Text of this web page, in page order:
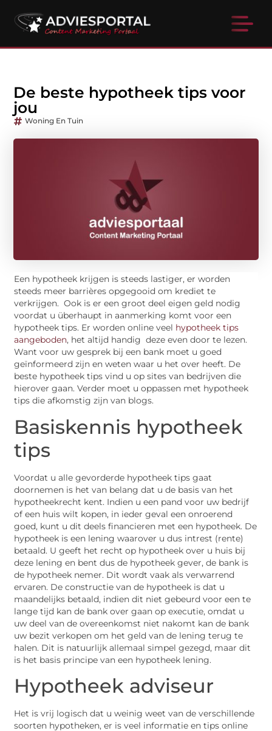
De beste hypotheek tips voor
jou
Woning En Tuin
Een hypotheek krijgen is steeds lastiger, er worden
steeds meer barrières opgegooid om krediet te
verkrijgen. Ook is er een groot deel eigen geld nodig
voordat u überhaupt in aanmerking komt voor een
hypotheek tips. Er worden online veel hypotheek tips
aangeboden, het altijd handig deze even door te lezen.
Want voor uw gesprek bij een bank moet u goed
geïnformeerd zijn en weten waar u het over heeft. De
beste hypotheek tips vind u op sites van bedrijven die
hierover gaan. Verder moet u oppassen met hypotheek
tips die afkomstig zijn van blogs.
Basiskennis hypotheek
tips
Voordat u alle gevorderde hypotheek tips gaat
doornemen is het van belang dat u de basis van het
hypotheekrecht kent. Indien u een pand voor uw bedrijf
of een huis wilt kopen, in ieder geval een onroerend
goed, kunt u dit deels financieren met een hypotheek. De
hypotheek is een lening waarover u dus intrest (rente)
betaald. U geeft het recht op hypotheek over u huis bij
deze lening en bent dus de hypotheek gever, de bank is
de hypotheek nemer. Dit wordt vaak als verwarrend
ervaren. De constructie van de hypotheek is dat u
maandelijks betaald, indien dit niet gebeurd voor een te
lange tijd kan de bank over gaan op executie, omdat u
uw deel van de overeenkomst niet nakomt kan de bank
uw bezit verkopen om het geld van de lening terug te
halen. Dit is natuurlijk allemaal simpel gezegd, maar dit
is het basis principe van een hypotheek lening.
Hypotheek adviseur
Het is vrij logisch dat u weinig weet van de verschillende
soorten hypotheken, er is veel informatie en tips online